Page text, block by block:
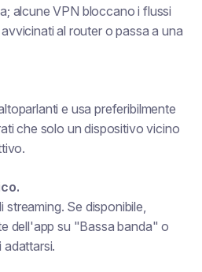
alcune VPN bloccano i flussi
al router o passa a una
e usa preferibilmente
che solo un dispositivo vicino
streaming. Se disponibile,
dell'app su "Bassa banda" o